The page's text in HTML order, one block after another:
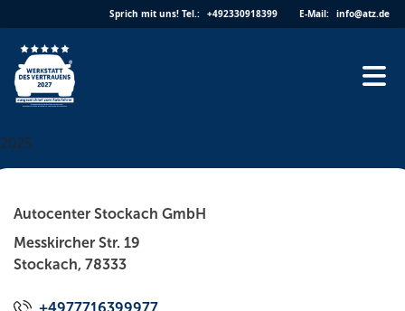
to
content
Sprich mit uns! Tel.: +492330918399 E-Mail: info@atz.de
2025
Autocenter Stockach GmbH
Messkircher Str. 19
Stockach, 78333